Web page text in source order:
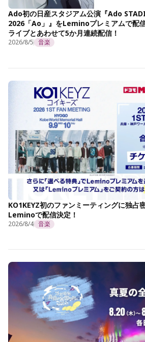
Ado初の日産スタジアム公演『Ado
2026「Ao」』をLeminoプレミアムで配
ライブとあわせて5か月連続配信！
2026/8/5 音楽
KO1KEYZ初のファンミーティングに独占
Leminoで配信決定！
2026/8/4 音楽